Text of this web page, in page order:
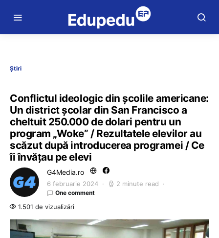
Știri
Conflictul ideologic din școlile americane:
Un district școlar din San Francisco a
cheltuit 250.000 de dolari pentru un
program „Woke” / Rezultatele elevilor au
scăzut după introducerea programei / Ce
îi învățau pe elevi
G4Media.ro
6 februarie 2024 2 minute read
One comment
1.501 de vizualizări